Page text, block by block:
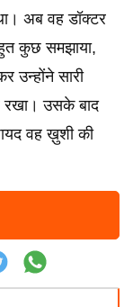
अब वह डॉक्टर
कुछ समझाया,
उन्होंने सारी
रखा। उसके बाद
वह ख़ुशी की